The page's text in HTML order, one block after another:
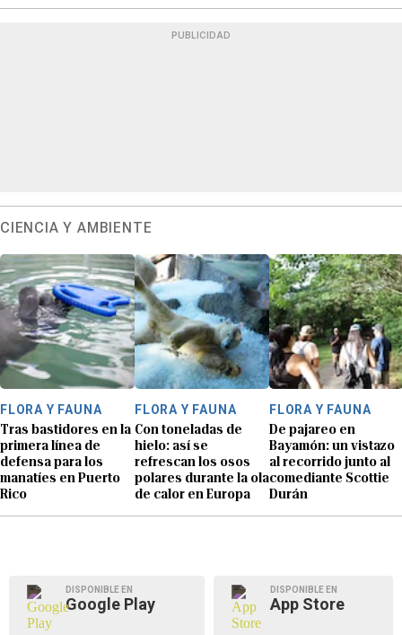
PUBLICIDAD
CIENCIA Y AMBIENTE
FLORA Y FAUNA
Tras bastidores en la
primera línea de
defensa para los
manatíes en Puerto
Rico
FLORA Y FAUNA
Con toneladas de
hielo: así se
refrescan los osos
polares durante la ola
de calor en Europa
FLORA Y FAUNA
De pajareo en
Bayamón: un vistazo
al recorrido junto al
comediante Scottie
Durán
DISPONIBLE EN
Google Play
DISPONIBLE EN
App Store